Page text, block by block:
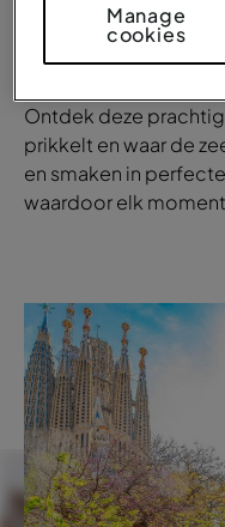
Barcelona, beroemd
Gaudí, de Gotische
Ontdek deze
prikkelt en waar de
en smaken in
waardoor elk
Manage
cookies